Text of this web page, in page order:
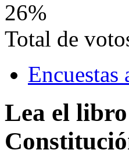
26%
Total de
Encuestas
Lea el